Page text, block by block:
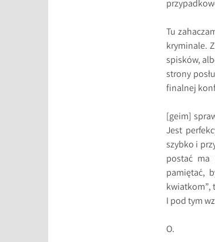
Tu
kryminale.
spisków,
strony
finalnej
[geim]
Jest
szybko i
postać ma
pamiętać,
kwiatkom”,
I pod tym
O.